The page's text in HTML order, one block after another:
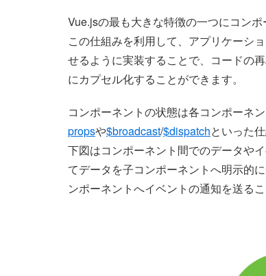
Vue.jsの最も大きな特徴の一つにコンポ
この仕組みを利用して、アプリケーシ
せるように実装することで、コードの
にカプセル化することができます。
コンポーネントの状態は各コンポーネ
propsや$broadcast/$dispatchといった
下図はコンポーネント間でのデータや
てデータを子コンポーネントへ明示的
ンポーネントへイベントの通知を送るこ